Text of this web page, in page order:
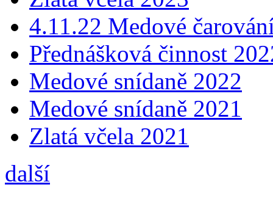
4.11.22 Medové
Přednášková činnost
Medové snídaně 2022
Medové snídaně 2021
Zlatá včela 2021
další